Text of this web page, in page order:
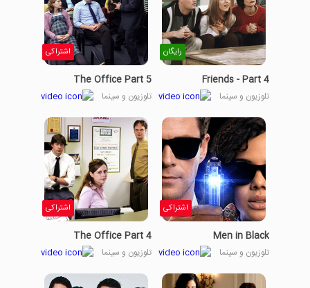
رایگان
Friends - Part 4
تلوزیون و سینما
اشتراکی
The Office Part 5
تلوزیون و سینما
اشتراکی
Men in Black
تلوزیون و سینما
اشتراکی
The Office Part 4
تلوزیون و سینما